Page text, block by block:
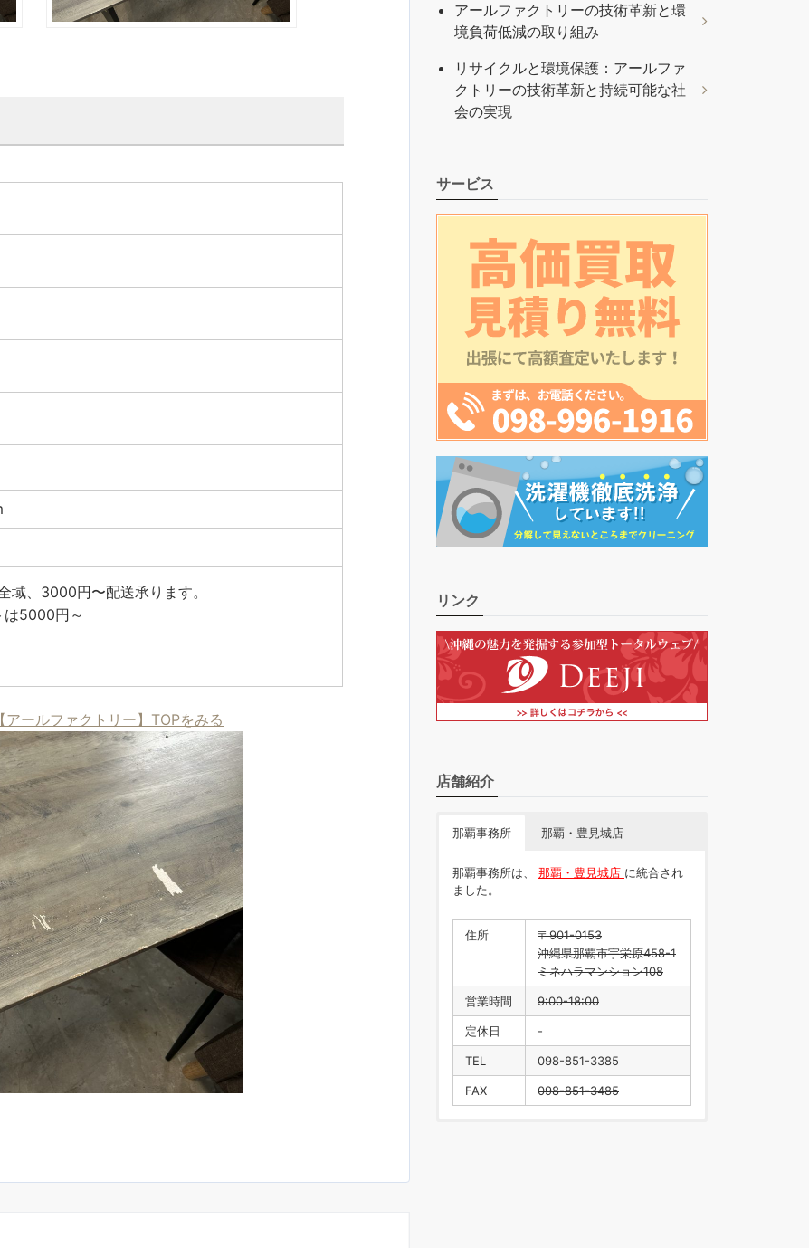
域、3000円〜配送承ります。
は5000円～
ールファクトリー】TOPをみる
アールファクトリーの技術革新と環
境負荷低減の取り組み
リサイクルと環境保護：アールファ
クトリーの技術革新と持続可能な社
会の実現
サービス
リンク
店舗紹介
那覇事務所 那覇・豊見城店
那覇事務所は、 那覇・豊見城店 に統合され
ました。
住所
〒901-0153
沖縄県那覇市宇栄原458-1
ミネハラマンション108
営業時間 9:00-18:00
定休日 -
TEL 098-851-3385
FAX 098-851-3485